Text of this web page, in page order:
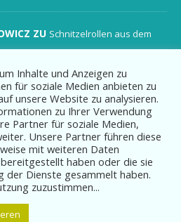
ZU Schnitzelrollen aus dem
für Truthahn / Pute
Inhalte und Anzeigen zu
für soziale Medien anbieten zu
unsere Website zu analysieren.
zu Ihrer Verwendung
Partner für soziale Medien,
Unsere Partner führen diese
mit weiteren Daten
haben oder die sie
der Dienste gesammelt haben.
zuzustimmen...